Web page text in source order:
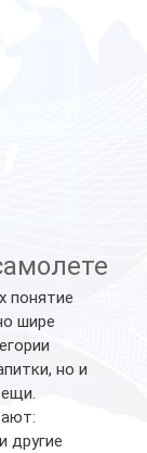
понятие
шире
но и
другие